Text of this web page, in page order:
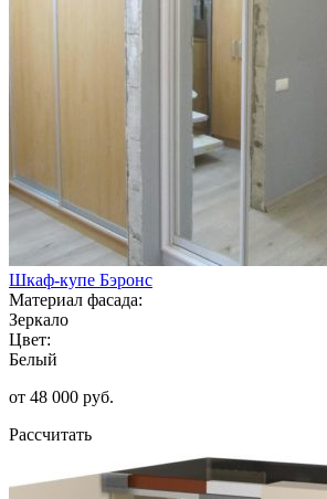
Шкаф-купе Бэронс
Материал фасада:
Зеркало
Цвет:
Белый
от 48 000 руб.
Рассчитать